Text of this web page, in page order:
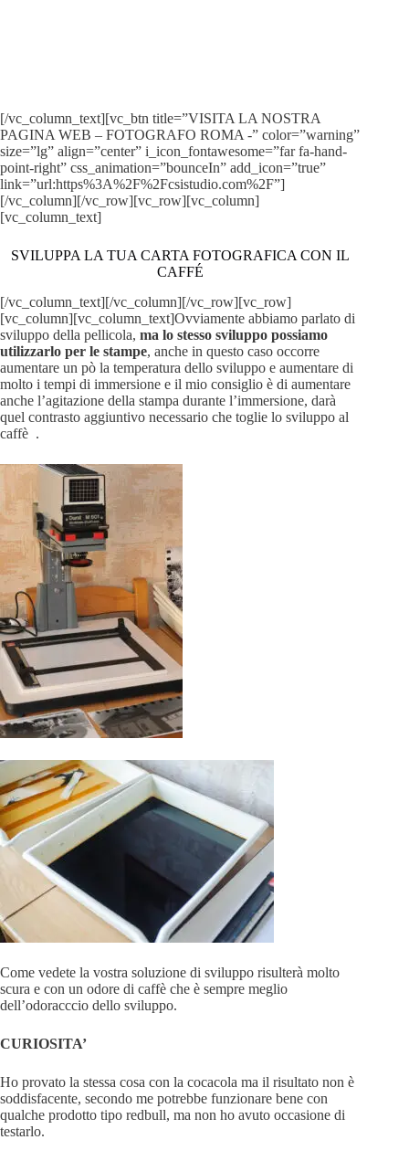
[/vc_column_text][vc_btn title=”VISITA LA NOSTRA
PAGINA WEB – FOTOGRAFO ROMA -” color=”warning”
size=”lg” align=”center” i_icon_fontawesome=”far fa-hand-
point-right” css_animation=”bounceIn” add_icon=”true”
link=”url:https%3A%2F%2Fcsistudio.com%2F”]
[/vc_column][/vc_row][vc_row][vc_column]
[vc_column_text]
SVILUPPA LA TUA CARTA FOTOGRAFICA CON IL
CAFFÉ
[/vc_column_text][/vc_column][/vc_row][vc_row]
[vc_column][vc_column_text]Ovviamente abbiamo parlato di
sviluppo della pellicola, ma lo stesso sviluppo possiamo
utilizzarlo per le stampe, anche in questo caso occorre
aumentare un pò la temperatura dello sviluppo e aumentare di
molto i tempi di immersione e il mio consiglio è di aumentare
anche l’agitazione della stampa durante l’immersione, darà
quel contrasto aggiuntivo necessario che toglie lo sviluppo al
caffè .
Come vedete la vostra soluzione di sviluppo risulterà molto
scura e con un odore di caffè che è sempre meglio
dell’odoracccio dello sviluppo.
CURIOSITA’
Ho provato la stessa cosa con la cocacola ma il risultato non è
soddisfacente, secondo me potrebbe funzionare bene con
qualche prodotto tipo redbull, ma non ho avuto occasione di
testarlo.